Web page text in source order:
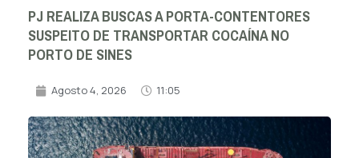
PJ REALIZA BUSCAS A PORTA-CONTENTORES
SUSPEITO DE TRANSPORTAR COCAÍNA NO
PORTO DE SINES
Agosto 4, 2026 11:05